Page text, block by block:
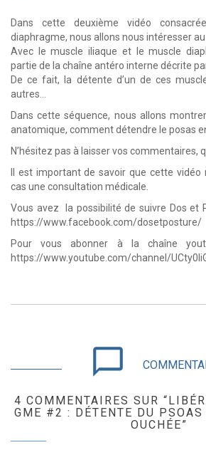
Dans cette deuxième vidéo
diaphragme, nous allons nous intéresser au
Avec le muscle iliaque et le muscle
partie de la chaîne antéro interne décrite
De ce fait, la détente d’un de ces
autres…
Dans cette séquence, nous allons
anatomique, comment détendre le posas
N’hésitez pas à laisser vos commentaires,
Il est important de savoir que cette vidéo
cas une consultation médicale.
Vous avez la possibilité de suivre Dos et
https://www.facebook.com/dosetposture/
Pour vous abonner à la chaîne
https://www.youtube.com/channel/
chat_bubble_outline
4 COMMENTAIRES SUR
GME #2 : DÉTENTE DU
OUCHÉE”